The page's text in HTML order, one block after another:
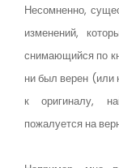
Несомненно,
изменений,
снимающийся по
ни был верен
к оригиналу,
пожалуется на